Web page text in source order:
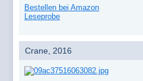
Bestellen bei Amazon
Leseprobe
Crane, 2016